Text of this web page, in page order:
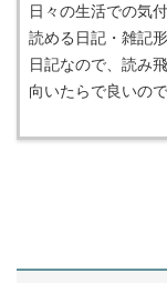
日々の生活での気
読める日記・雑記
日記なので、読み
向いたらで良いの